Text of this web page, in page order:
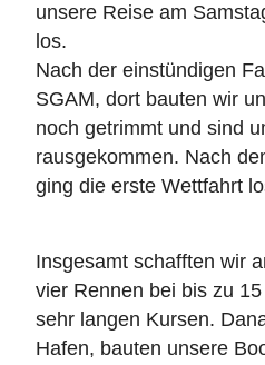
unsere Reise am
los.
Nach der einstündigen
SGAM, dort bauten wir
noch getrimmt und sind
rausgekommen. Nach
ging die erste Wettfahrt
Insgesamt schafften wir
vier Rennen bei bis zu
sehr langen Kursen.
Hafen, bauten unsere